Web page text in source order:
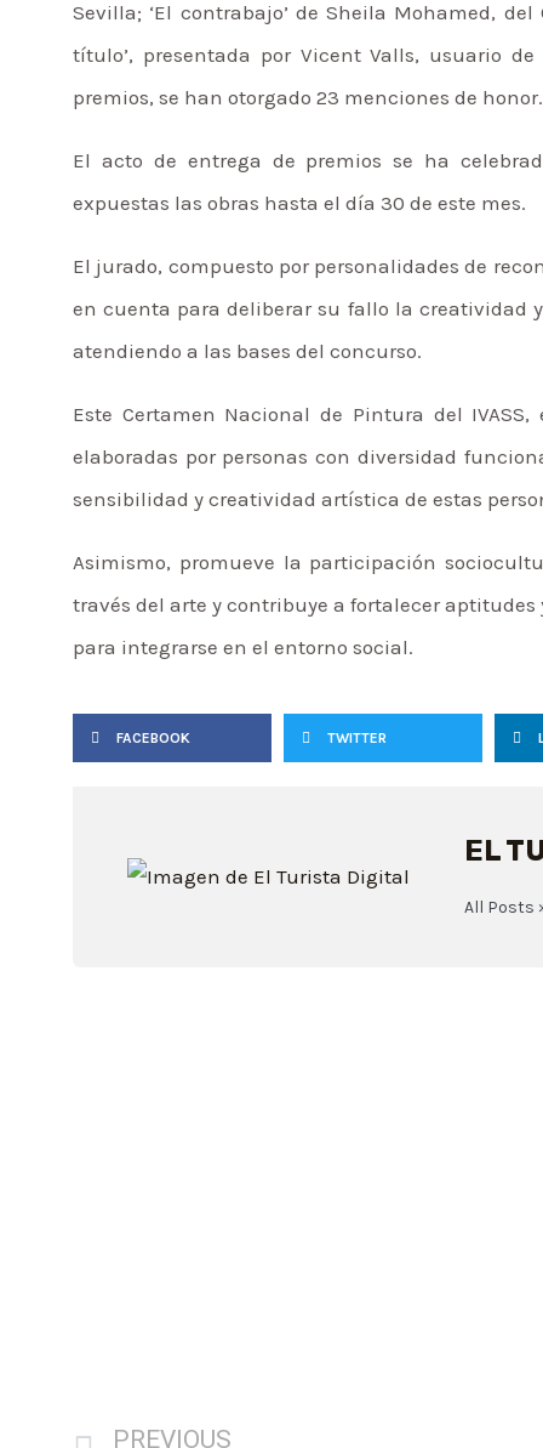
Sevilla; ‘El contrabajo’ de Sheila Mohamed,
título’, presentada por Vicent Valls, usuario
premios, se han otorgado 23 menciones de honor.
El acto de entrega de premios se ha
expuestas las obras hasta el día 30 de este mes.
El jurado, compuesto por personalidades de
en cuenta para deliberar su fallo la creatividad
atendiendo a las bases del concurso.
Este Certamen Nacional de Pintura del
elaboradas por personas con diversidad
sensibilidad y creatividad artística de estas
Asimismo, promueve la participación
través del arte y contribuye a fortalecer
para integrarse en el entorno social.
FACEBOOK TWITTER
EL
All Posts
PREVIOUS